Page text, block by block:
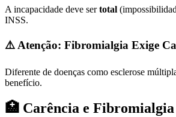
A incapacidade deve sertotal
INSS.
⚠️ Atenção: Fibromialgia Exige
Diferente de doenças como esclerose
benefício.
🏥 Carência e Fibromialgia